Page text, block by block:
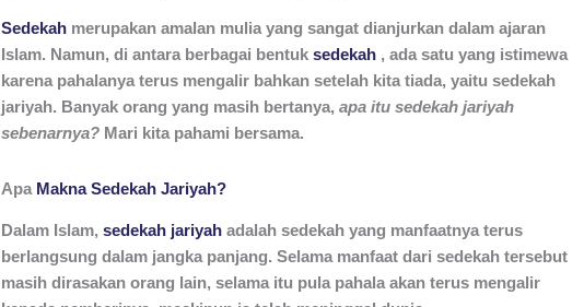
Sedekahmerupakan amalan mulia yang sangat dianjurkan dalam ajaran
Islam. Namun, di antara berbagai bentuk sedekah, ada satu yang istimewa
karena pahalanya terus mengalir bahkan setelah kita tiada, yaitu sedekah
jariyah. Banyak orang yang masih bertanya, apa itu sedekah jariyah
sebenarnya?Mari kita pahami bersama.
Apa Makna Sedekah Jariyah?
Dalam Islam, sedekah jariyahadalah sedekah yang manfaatnya terus
berlangsung dalam jangka panjang. Selama manfaat dari sedekah tersebut
masih dirasakan orang lain, selama itu pula pahala akan terus mengalir